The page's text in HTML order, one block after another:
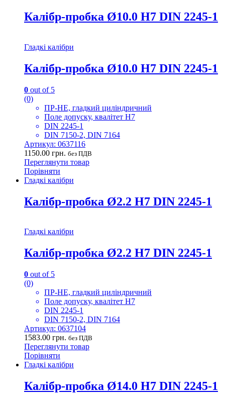
Калібр-пробка Ø10.0 H7 DIN 2245-1
Гладкі калібри
Калібр-пробка Ø10.0 H7 DIN 2245-1
0 out of 5
(0)
ПР-НЕ, гладкий циліндричний
Поле допуску, квалітет H7
DIN 2245-1
DIN 7150-2, DIN 7164
Артикул: 0637116
1150.00 грн. без ПДВ
Переглянути товар
Порівняти
Гладкі калібри
Калібр-пробка Ø2.2 H7 DIN 2245-1
Гладкі калібри
Калібр-пробка Ø2.2 H7 DIN 2245-1
0 out of 5
(0)
ПР-НЕ, гладкий циліндричний
Поле допуску, квалітет H7
DIN 2245-1
DIN 7150-2, DIN 7164
Артикул: 0637104
1583.00 грн. без ПДВ
Переглянути товар
Порівняти
Гладкі калібри
Калібр-пробка Ø14.0 H7 DIN 2245-1